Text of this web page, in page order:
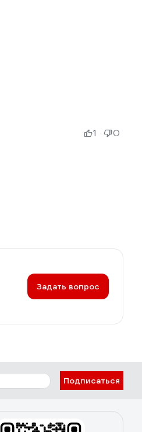
1 0
Задать вопрос
Подписаться